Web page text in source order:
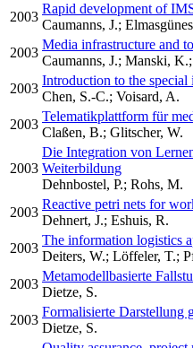
2003
Rapid development of
Caumanns, J.;
2003
Media infrastructure and
Caumanns, J.; Manski,
2003
Introduction to the special
Chen, S.-C.; Voisard, A.
2003
Telematikplattform für
Claßen, B.; Glitscher, W.
2003
Die Integration von
Weiterbildung
Dehnbostel, P.; Rohs, M.
2003
Reactive petri nets for
Dehnert, J.; Eshuis, R.
2003
The information logistics
Deiters, W.; Löffeler, T.;
2003
Metamodellbasierte
Dietze, S.
2003
Formalisierte Darstellung
Dietze, S.